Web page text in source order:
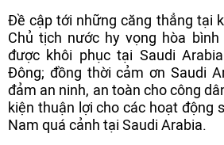
Đề cập tới những căng thẳng tại
Chủ tịch nước hy vọng hòa
được khôi phục tại Saudi
Đông; đồng thời cảm ơn Saudi
đảm an ninh, an toàn cho công
kiện thuận lợi cho các hoạt động
Nam quá cảnh tại Saudi Arabia.